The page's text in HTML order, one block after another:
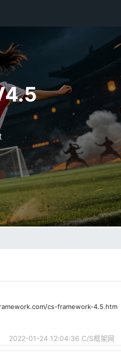
cs-framework-4.5.htm
2022-01-24 12:04:36 C/S框架网